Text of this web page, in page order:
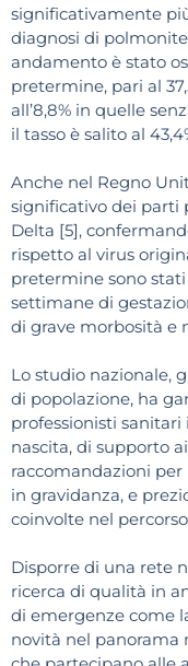
significativamente
diagnosi di polmonite
andamento è stato
pretermine, pari al
all’8,8% in quelle
il tasso è salito al
Anche nel Regno
significativo dei parti
Delta [5],
rispetto al virus
pretermine sono
settimane di
di grave morbosità e
Lo studio nazionale,
di popolazione, ha
professionisti sanitari
nascita, di supporto
raccomandazioni per
in gravidanza, e
coinvolte nel
Disporre di una rete
ricerca di qualità in
di emergenze come
novità nel panorama